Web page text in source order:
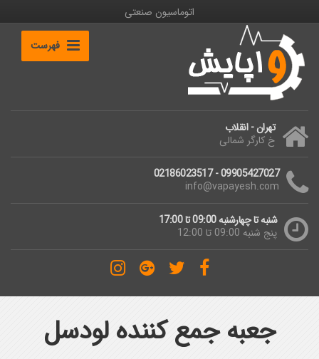
اتوماسیون صنعتی
فهرست
تهران - انقلاب
خ کارگر شمالی
09905427027 - 02186023517
info@vapayesh.com
شنبه تا چهارشنبه 09:00 تا 17:00
پنج شنبه 09:00 تا 12:00
جعبه جمع کننده لودسل